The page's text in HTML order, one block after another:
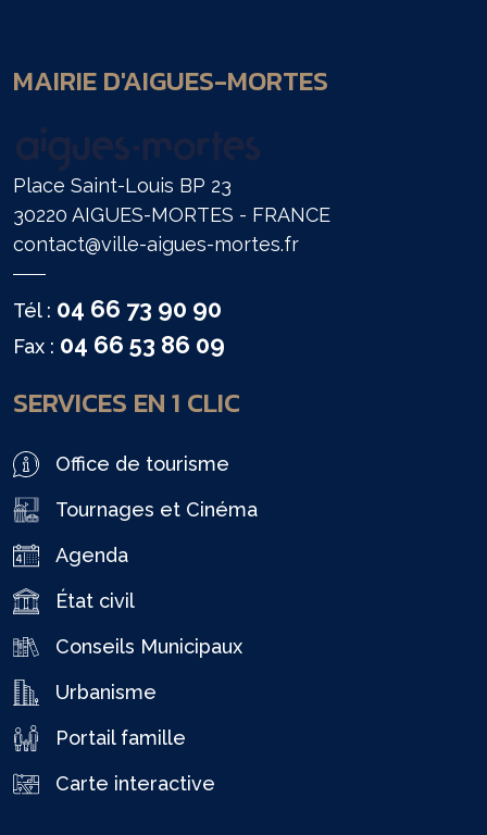
MAIRIE D'AIGUES-MORTES
Place Saint-Louis BP 23
30220 AIGUES-MORTES - FRANCE
contact@ville-aigues-mortes.fr
Tél : 04 66 73 90 90
Fax : 04 66 53 86 09
SERVICES EN 1 CLIC
Office de tourisme
Tournages et Cinéma
Agenda
État civil
Conseils Municipaux
Urbanisme
Portail famille
Carte interactive